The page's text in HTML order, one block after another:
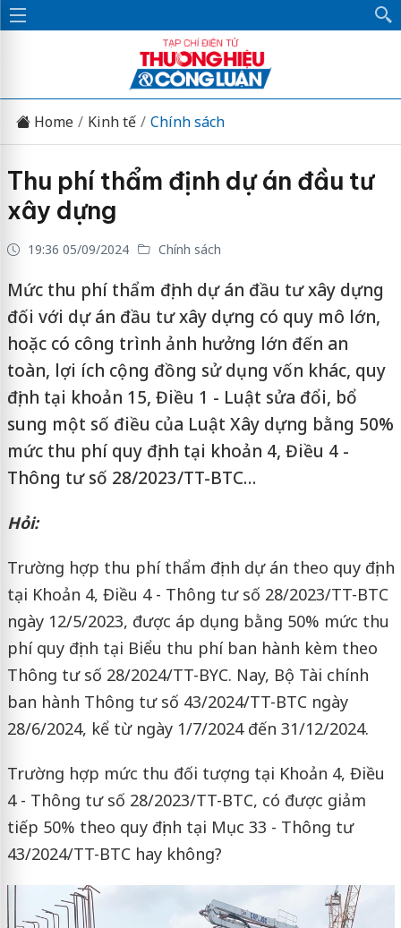
Home Kinh tế Chính sách
Thu phí thẩm định dự án đầu tư
xây dựng
19:36 05/09/2024 Chính sách
Mức thu phí thẩm định dự án đầu tư xây dựng
đối với dự án đầu tư xây dựng có quy mô lớn,
hoặc có công trình ảnh hưởng lớn đến an
toàn, lợi ích cộng đồng sử dụng vốn khác, quy
định tại khoản 15, Điều 1 - Luật sửa đổi, bổ
sung một số điều của Luật Xây dựng bằng 50%
mức thu phí quy định tại khoản 4, Điều 4 -
Thông tư số 28/2023/TT-BTC…
Hỏi:
Trường hợp thu phí thẩm định dự án theo quy định
tại Khoản 4, Điều 4 - Thông tư số 28/2023/TT-BTC
ngày 12/5/2023, được áp dụng bằng 50% mức thu
phí quy định tại Biểu thu phí ban hành kèm theo
Thông tư số 28/2024/TT-BYC. Nay, Bộ Tài chính
ban hành Thông tư số 43/2024/TT-BTC ngày
28/6/2024, kể từ ngày 1/7/2024 đến 31/12/2024.
Trường hợp mức thu đối tượng tại Khoản 4, Điều
4 - Thông tư số 28/2023/TT-BTC, có được giảm
tiếp 50% theo quy định tại Mục 33 - Thông tư
43/2024/TT-BTC hay không?